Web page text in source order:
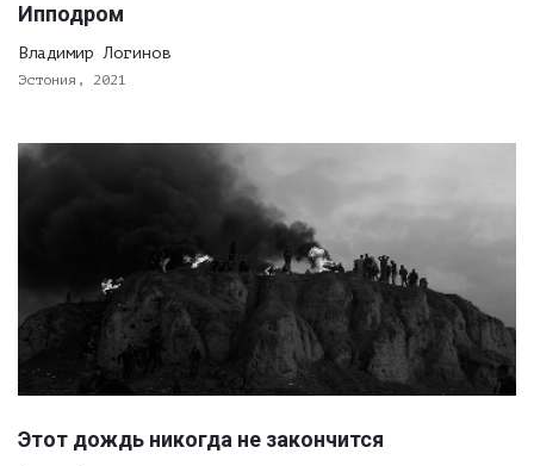
Ипподром
Владимир Логинов
Эстония, 2021
Этот дождь никогда не закончится